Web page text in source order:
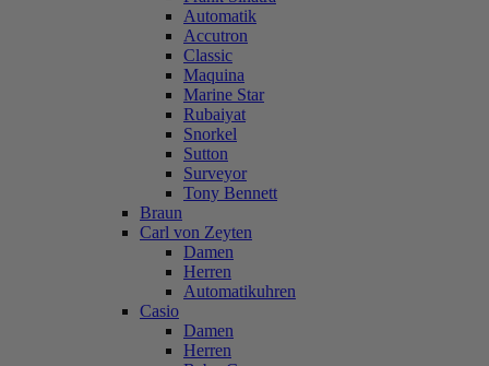
Automatik
Accutron
Classic
Maquina
Marine Star
Rubaiyat
Snorkel
Sutton
Surveyor
Tony Bennett
Braun
Carl von Zeyten
Damen
Herren
Automatikuhren
Casio
Damen
Herren